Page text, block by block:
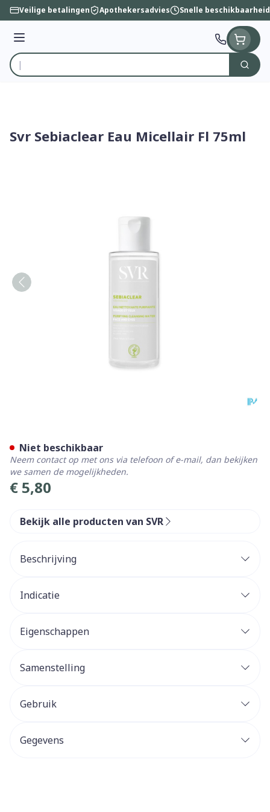
Ga naar de inhoud
Veilige betalingen Apothekersadvies Snelle beschikbaarheid
Menu
Product, merk, categorie...
Zoek
Svr Sebiaclear Eau Micellair Fl 75ml
€ 5,80
Niet beschikbaar
Neem contact op met ons via telefoon of e-mail, dan bekijken
we samen de mogelijkheden.
Bekijk alle producten van SVR
Beschrijving
Indicatie
Eigenschappen
Samenstelling
Gebruik
Gegevens